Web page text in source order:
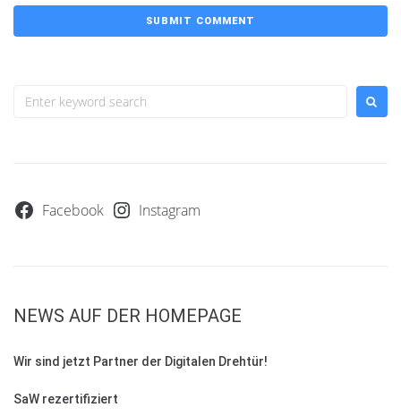
Facebook Instagram
NEWS AUF DER HOMEPAGE
Wir sind jetzt Partner der Digitalen Drehtür!
SaW rezertifiziert